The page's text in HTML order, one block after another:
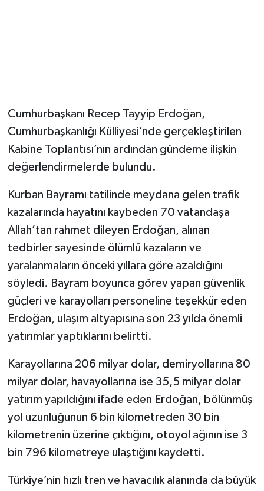
Cumhurbaşkanı Recep Tayyip Erdoğan,
Cumhurbaşkanlığı Külliyesi’nde gerçekleştirilen
Kabine Toplantısı’nın ardından gündeme ilişkin
değerlendirmelerde bulundu.
Kurban Bayramı tatilinde meydana gelen trafik
kazalarında hayatını kaybeden 70 vatandaşa
Allah’tan rahmet dileyen Erdoğan, alınan
tedbirler sayesinde ölümlü kazaların ve
yaralanmaların önceki yıllara göre azaldığını
söyledi. Bayram boyunca görev yapan güvenlik
güçleri ve karayolları personeline teşekkür eden
Erdoğan, ulaşım altyapısına son 23 yılda önemli
yatırımlar yaptıklarını belirtti.
Karayollarına 206 milyar dolar, demiryollarına 80
milyar dolar, havayollarına ise 35,5 milyar dolar
yatırım yapıldığını ifade eden Erdoğan, bölünmüş
yol uzunluğunun 6 bin kilometreden 30 bin
kilometrenin üzerine çıktığını, otoyol ağının ise 3
bin 796 kilometreye ulaştığını kaydetti.
Türkiye’nin hızlı tren ve havacılık alanında da büyük